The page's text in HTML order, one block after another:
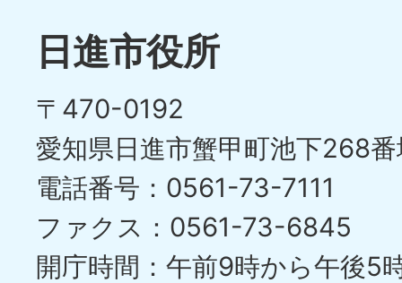
イ
目
の
ス
ラ
イ
ド
日進市役所
〒470-0192
愛知県日進市蟹甲町池下268
電話番号：0561-73-7111
ファクス：0561-73-6845
開庁時間：午前9時から午後5